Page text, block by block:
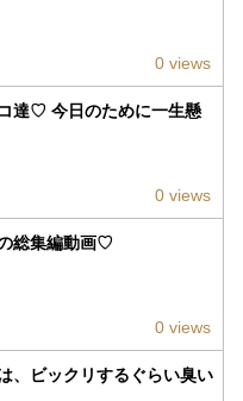
0 views
達♡ 今日のために一生懸
0 views
総集編動画♡
0 views
、ビックリするぐらい臭い